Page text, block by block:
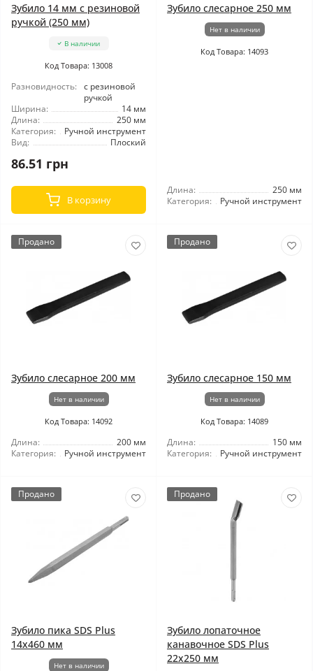
Зубило 14 мм с резиновой
ручкой (250 мм)
В наличии
Код Товара: 13008
Разновидность:
с резиновой
ручкой
Ширина:
14 мм
Длина:
250 мм
Категория:
Ручной инструмент
Вид:
Плоский
86.51 грн
В корзину
Зубило слесарное 250 мм
Нет в наличии
Код Товара: 14093
Длина:
250 мм
Категория:
Ручной инструмент
Продано
Зубило слесарное 200 мм
Нет в наличии
Код Товара: 14092
Длина:
200 мм
Категория:
Ручной инструмент
Продано
Зубило слесарное 150 мм
Нет в наличии
Код Товара: 14089
Длина:
150 мм
Категория:
Ручной инструмент
Продано
Зубило пика SDS Plus
14x460 мм
Нет в наличии
Продано
Зубило лопаточное
канавочное SDS Plus
22x250 мм